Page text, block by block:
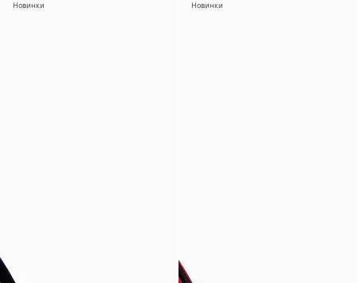
Новинки Новинки